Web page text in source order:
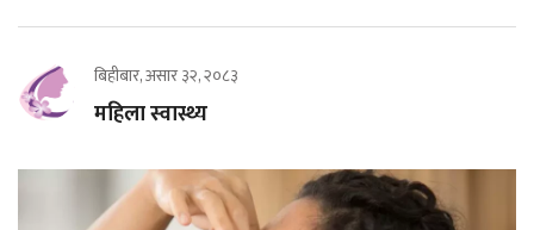
बिहीबार, असार ३२, २०८३
महिला स्वास्थ्य